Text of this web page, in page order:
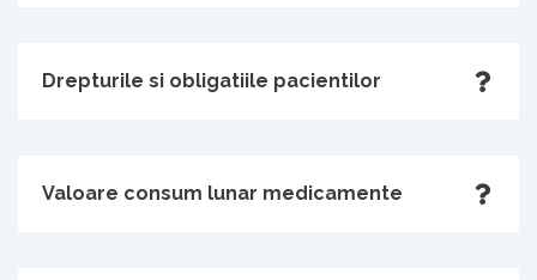
Drepturile si obligatiile pacientilor
Valoare consum lunar medicamente